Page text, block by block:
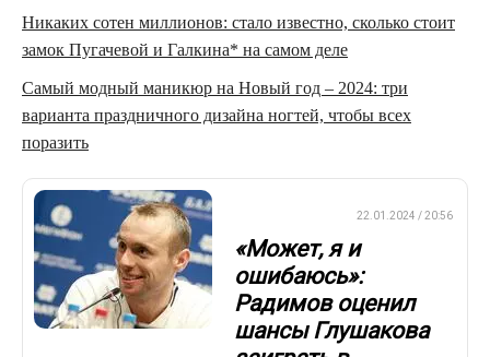
Никаких сотен миллионов: стало известно, сколько стоит
замок Пугачевой и Галкина* на самом деле
Самый модный маникюр на Новый год – 2024: три
варианта праздничного дизайна ногтей, чтобы всех
поразить
22.01.2024 / 20:56
«Может, я и
ошибаюсь»:
Радимов оценил
шансы Глушакова